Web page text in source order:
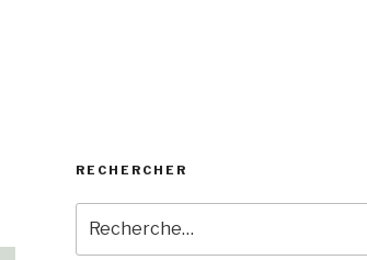
RECHERCHER
pour